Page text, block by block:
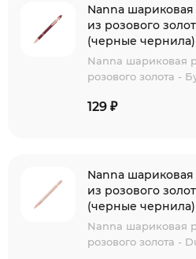
Nanna шариковая
из розового
(черные чернила)
Nanna шариковая
розового золота -
129 ₽
Nanna шариковая
из розового
(черные чернила)
Nanna шариковая
розового золота -